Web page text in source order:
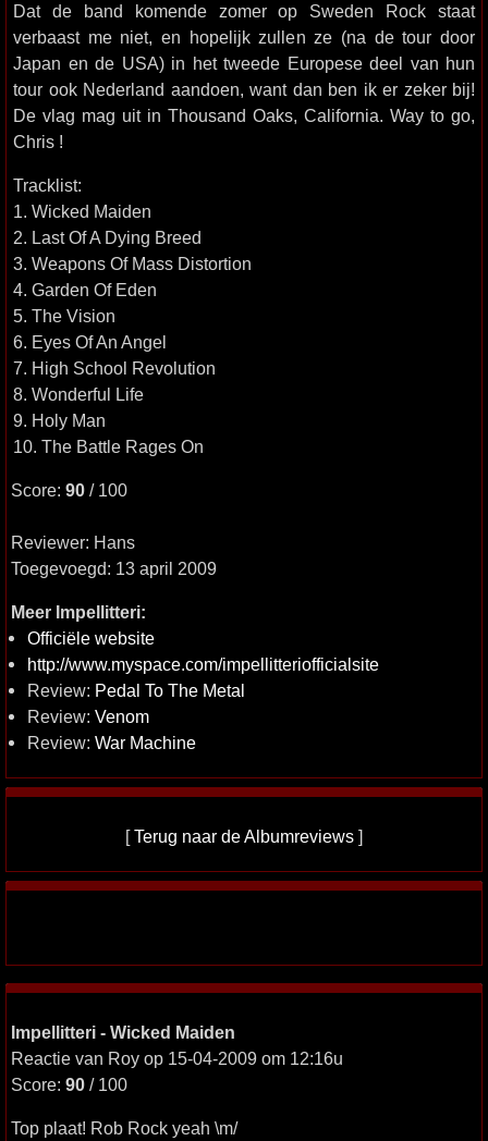
Dat de band komende zomer op Sweden Rock staat
verbaast me niet, en hopelijk zullen ze (na de tour door
Japan en de USA) in het tweede Europese deel van hun
tour ook Nederland aandoen, want dan ben ik er zeker bij!
De vlag mag uit in Thousand Oaks, California. Way to go,
Chris !
Tracklist:
1. Wicked Maiden
2. Last Of A Dying Breed
3. Weapons Of Mass Distortion
4. Garden Of Eden
5. The Vision
6. Eyes Of An Angel
7. High School Revolution
8. Wonderful Life
9. Holy Man
10. The Battle Rages On
Score: 90 / 100
Reviewer: Hans
Toegevoegd: 13 april 2009
Meer Impellitteri:
Officiële website
http://www.myspace.com/impellitteriofficialsite
Review: Pedal To The Metal
Review: Venom
Review: War Machine
[Terug naar de Albumreviews ]
Impellitteri - Wicked Maiden
Reactie van Roy op 15-04-2009 om 12:16u
Score: 90 / 100
Top plaat! Rob Rock yeah \m/